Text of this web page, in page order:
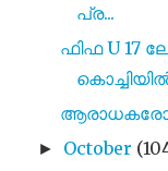
പ്ര...
ഫിഫ U 17
ആരാധകരോട്
► October